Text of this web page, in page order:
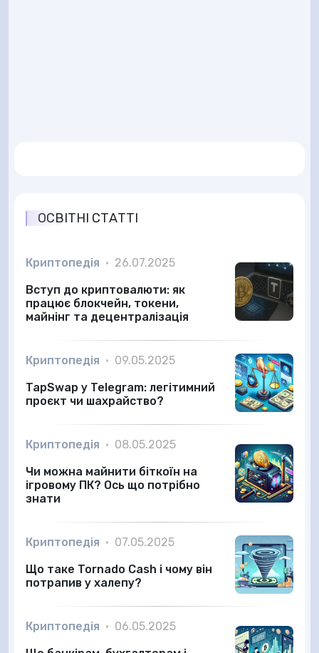
ОСВІТНІ СТАТТІ
Криптопедія • 26.07.2025
Вступ до криптовалюти: як
працює блокчейн, токени,
майнінг та децентралізація
Криптопедія • 09.05.2025
TapSwap у Telegram: легітимний
проєкт чи шахрайство?
Криптопедія • 08.05.2025
Чи можна майнити біткоїн на
ігровому ПК? Ось що потрібно
знати
Криптопедія • 07.05.2025
Що таке Tornado Cash і чому він
потрапив у халепу?
Криптопедія • 06.05.2025